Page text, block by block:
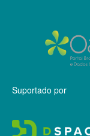
Suportado por